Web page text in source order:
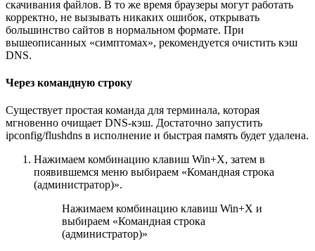
скачивания файлов. В то же время браузеры могут работать
корректно, не вызывать никаких ошибок, открывать
большинство сайтов в нормальном формате. При
вышеописанных «симптомах», рекомендуется очистить кэш
DNS.
Через командную строку
Существует простая команда для терминала, которая
мгновенно очищает DNS-кэш. Достаточно запустить
ipconfig/flushdns в исполнение и быстрая память будет удалена.
Нажимаем комбинацию клавиш Win+X, затем в
появившемся меню выбираем «Командная строка
(администратор)».
Нажимаем комбинацию клавиш Win+X и
выбираем «Командная строка
(администратор)»